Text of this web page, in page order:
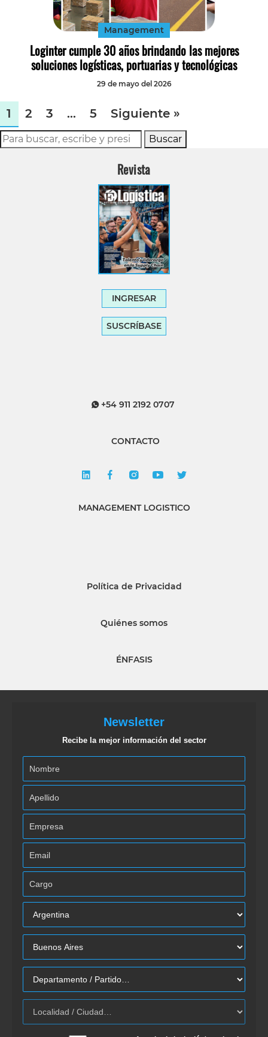
Management
Loginter cumple 30 años brindando las mejores
soluciones logísticas, portuarias y tecnológicas
29 de mayo del 2026
1 2 3 … 5 Siguiente »
Buscar
Revista
INGRESAR
SUSCRÍBASE
+54 911 2192 0707
CONTACTO
MANAGEMENT LOGISTICO
Política de Privacidad
Quiénes somos
ÉNFASIS
Newsletter
Recibe la mejor información del sector